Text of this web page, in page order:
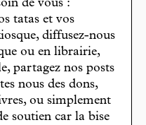
de vous :
tatas et vos
diffusez-nous
ou en librairie,
partagez nos posts
nous des dons,
ou simplement
soutien car la bise